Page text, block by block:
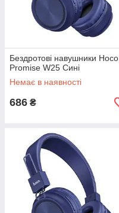
Бездротові навушники Hoco
Promise W25 Сині
Немає в наявності
686 ₴